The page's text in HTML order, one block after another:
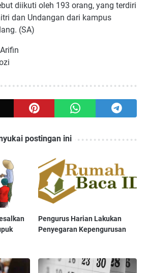
diikuti oleh 193 orang, yang terdiri
dan Undangan dari kampus
(SA)
postingan ini
Pengurus Harian Lakukan
Penyegaran Kepengurusan